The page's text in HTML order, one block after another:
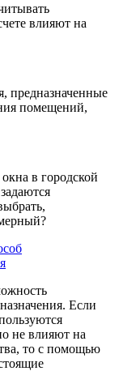
влияют на
предназначенные
помещений,
в городской
Если
не влияют на
то с помощью